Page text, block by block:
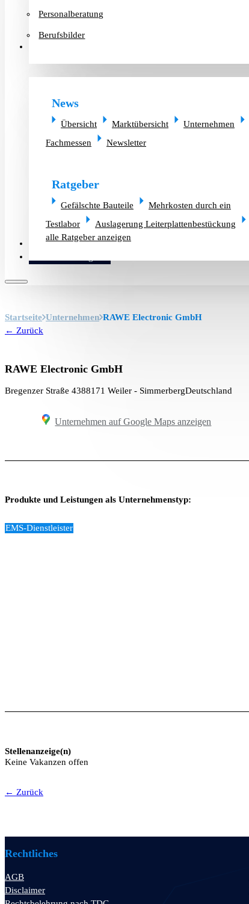
Personalberatung
Berufsbilder
News
Übersicht Marktübersicht
Unternehmen
Fachmessen
Newsletter
Ratgeber
Gefälschte Bauteile
Mehrkosten durch ein
Testlabor
Auslagerung Leiterplattenbestückung
alle Ratgeber anzeigen
Altlager verkaufen
Startseite Unternehmen RAWE Electronic GmbH
← Zurück
RAWE Electronic GmbH
Bregenzer Straße 4388171 Weiler - SimmerbergDeutschland
Unternehmen auf Google Maps anzeigen
Produkte und Leistungen als Unternehmenstyp:
EMS-Dienstleister
Stellenanzeige(n)
Keine Vakanzen offen
← Zurück
Rechtliches
AGB
Disclaimer